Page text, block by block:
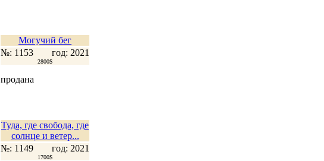
Могучий бег
№: 1153
год: 2021
2800$
продана
Туда, где свобода, где
солнце и ветер...
№: 1149
год: 2021
1700$